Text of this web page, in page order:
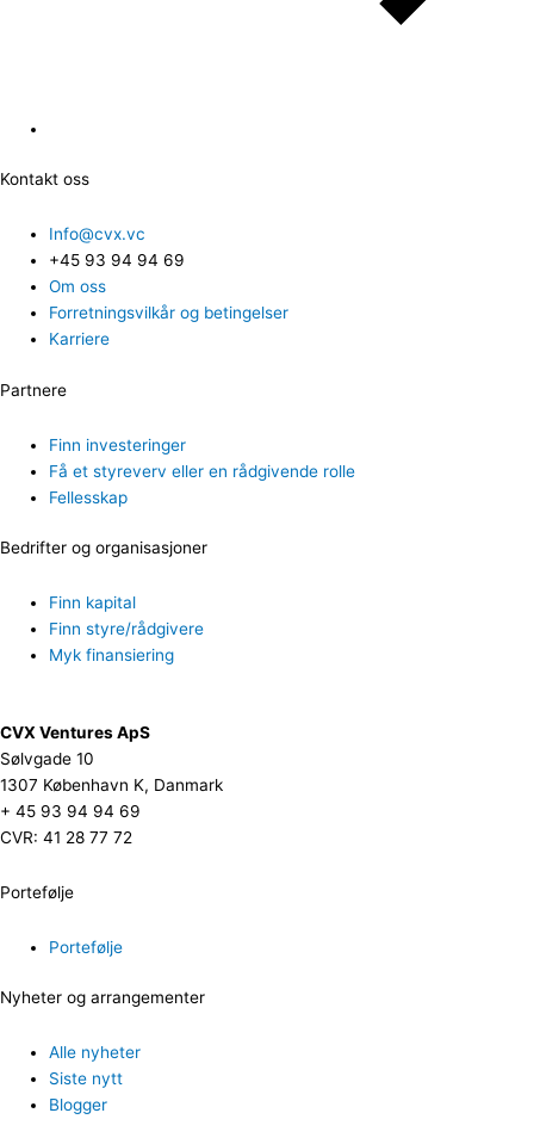
Kontakt oss
Info@cvx.vc
+45 93 94 94 69
Om oss
Forretningsvilkår og betingelser
Karriere
Partnere
Finn investeringer
Få et styreverv eller en rådgivende rolle
Fellesskap
Bedrifter og organisasjoner
Finn kapital
Finn styre/rådgivere
Myk finansiering
CVX Ventures ApS
Sølvgade 10
1307 København K, Danmark
+ 45 93 94 94 69
CVR: 41 28 77 72
Portefølje
Portefølje
Nyheter og arrangementer
Alle nyheter
Siste nytt
Blogger